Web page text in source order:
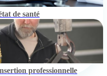
de santé
professionnelle